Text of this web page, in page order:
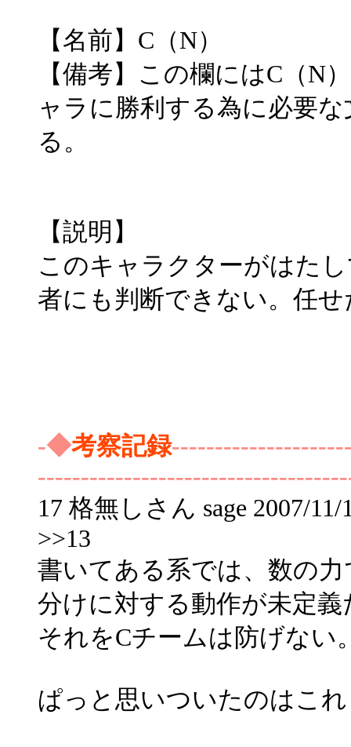
【名前】C（N）
【備考】この欄にはC（N
ャラに勝利する為に必要
る。
【説明】
このキャラクターがはた
者にも判断できない。任せ
-◆考察記録
17 格無しさん sage 2007/
>>13
書いてある系では、数の
分けに対する動作が未定
それをCチームは防げない
ぱっと思いついたのはこ